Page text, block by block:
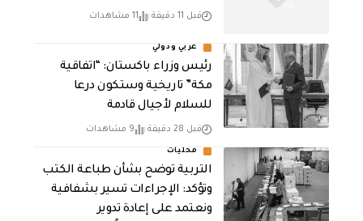
قبل 11 دقيقة 11 مشاهدات
عربي ودولي
رئيس وزراء باكستان: “اتفاقية
مكة” تاريخية وستكون درعا
للسلام لأجيال قادمة
قبل 28 دقيقة 9 مشاهدات
محليات
التربية توضح بشأن طباعة الكتب
وتؤكد: الإجراءات تسير بشفافية
ونعتمد على إعادة تدوير